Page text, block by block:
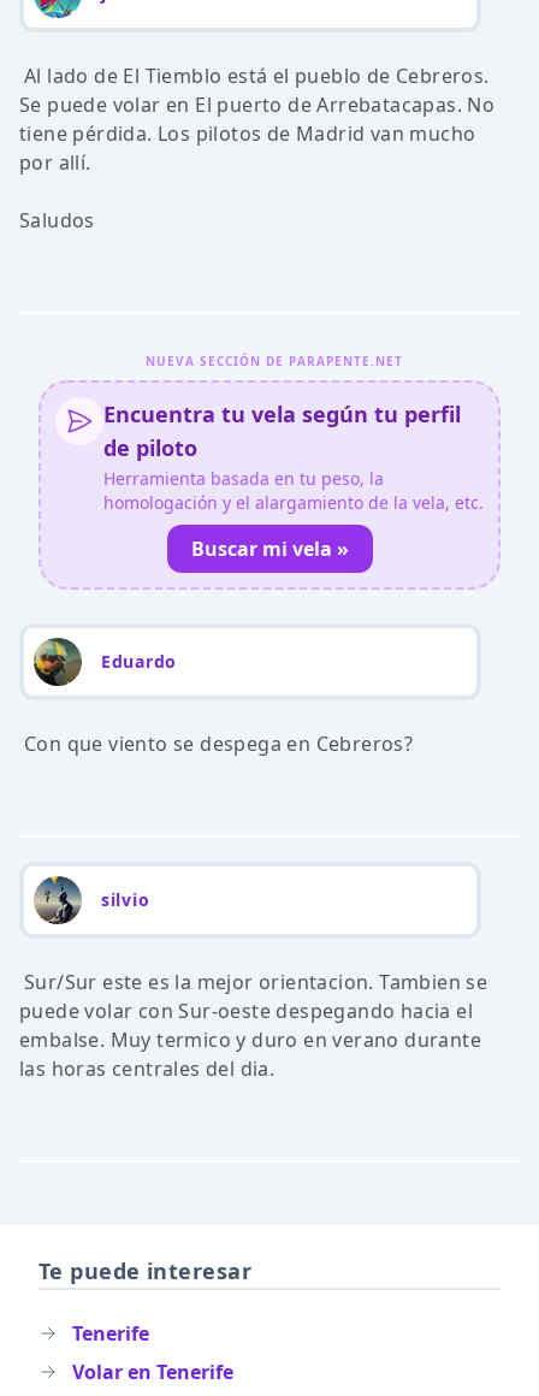
Al lado de El Tiemblo está el pueblo de Cebreros.
Se puede volar en El puerto de Arrebatacapas. No
tiene pérdida. Los pilotos de Madrid van mucho
por allí.
Saludos
NUEVA SECCIÓN DE PARAPENTE.NET
Encuentra tu vela según tu perfil
de piloto
Herramienta basada en tu peso, la
homologación y el alargamiento de la vela, etc.
Buscar mi vela »
Eduardo
Con que viento se despega en Cebreros?
silvio
Sur/Sur este es la mejor orientacion. Tambien se
puede volar con Sur-oeste despegando hacia el
embalse. Muy termico y duro en verano durante
las horas centrales del dia.
Te puede interesar
Tenerife
Volar en Tenerife